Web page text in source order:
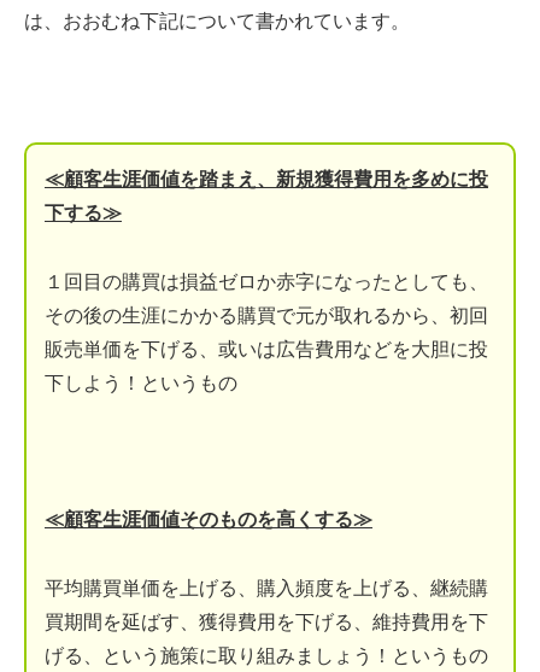
は、おおむね下記について書かれています。
≪顧客生涯価値を踏まえ、新規獲得費用を多めに投
下する≫
１回目の購買は損益ゼロか赤字になったとしても、
その後の生涯にかかる購買で元が取れるから、初回
販売単価を下げる、或いは広告費用などを大胆に投
下しよう！というもの
≪顧客生涯価値そのものを高くする≫
平均購買単価を上げる、購入頻度を上げる、継続購
買期間を延ばす、獲得費用を下げる、維持費用を下
げる、という施策に取り組みましょう！というもの